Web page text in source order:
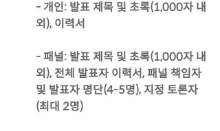
- 개인: 발표 제목 및 초록(1,000자 내
외), 이력서
- 패널: 발표 제목 및 초록(1,000자 내
외), 전체 발표자 이력서, 패널 책임자
및 발표자 명단(4-5명), 지정 토론자
(최대 2명)